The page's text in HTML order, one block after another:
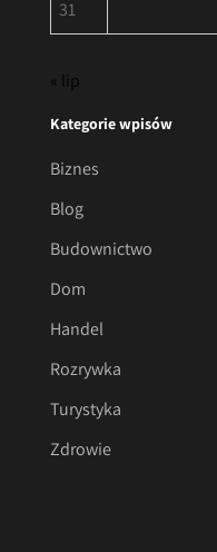
31
« lip
Kategorie wpisów
Biznes
Blog
Budownictwo
Dom
Handel
Rozrywka
Turystyka
Zdrowie